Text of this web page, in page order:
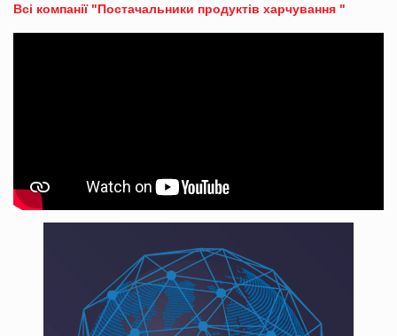
Всі компанії "Постачальники продуктів харчування "